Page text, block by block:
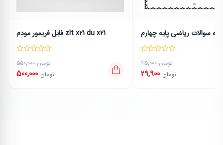
فایل فریمور مودم zlt x21 du x21
550,000 تومان
500,000 تومان
سوالات ریاضی پایه چهارم
35,000 تومان
29,900 تومان